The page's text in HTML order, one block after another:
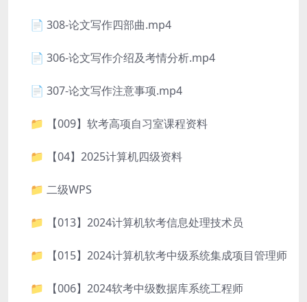
📄 308-论文写作四部曲.mp4
📄 306-论文写作介绍及考情分析.mp4
📄 307-论文写作注意事项.mp4
📁 【009】软考高项自习室课程资料
📁 【04】2025计算机四级资料
📁 二级WPS
📁 【013】2024计算机软考信息处理技术员
📁 【015】2024计算机软考中级系统集成项目管理师
📁 【006】2024软考中级数据库系统工程师